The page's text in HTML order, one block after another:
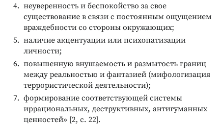
неуверенность и беспокойство за свое
существование в связи с постоянным ощущением
враждебности со стороны окружающих;
наличие акцентуации или психопатизации
личности;
повышенную внушаемость и размытость границ
между реальностью и фантазией (мифологизация
террористической деятельности);
формирование соответствующей системы
иррациональных, деструктивных, антигуманных
ценностей» [2, с. 22].